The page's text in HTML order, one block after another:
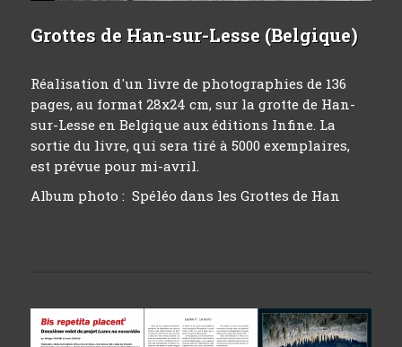
Grottes de Han-sur-Lesse (Belgique)
Réalisation d'un livre de photographies de 136
pages, au format 28x24 cm, sur la grotte de Han-
sur-Lesse en Belgique aux éditions Infine. La
sortie du livre, qui sera tiré à 5000 exemplaires,
est prévue pour mi-avril.
Album photo : Spéléo dans les Grottes de Han